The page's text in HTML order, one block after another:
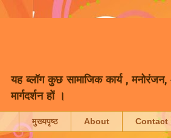
यह ब्लॉग कुछ सामाजिक कार्य ,
मार्गदर्शन हों ।
मुख्यपृष्ठ About Contact